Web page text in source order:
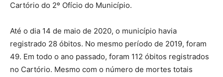
Cartório do 2º Ofício do Município.
Até o dia 14 de maio de 2020, o município havia
registrado 28 óbitos. No mesmo período de 2019, foram
49. Em todo o ano passado, foram 112 óbitos registrados
no Cartório. Mesmo com o número de mortes totais